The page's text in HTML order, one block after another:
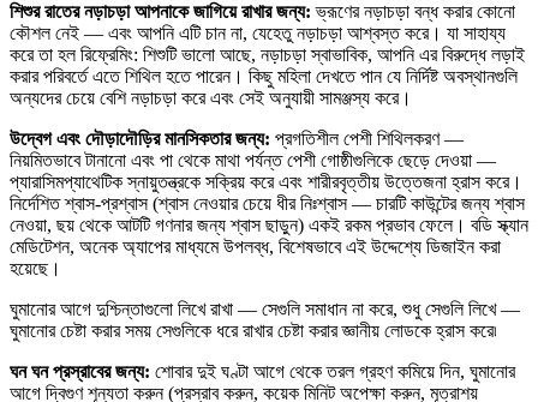
শিশুর রাতের নড়াচড়া আপনাকে জাগিয়ে রাখার জন্য: ভ্রূণের নড়াচড়া বন্ধ করার কোনো
কৌশল নেই — এবং আপনি এটি চান না, যেহেতু নড়াচড়া আশ্বস্ত করে। যা সাহায্য
করে তা হল রিফ্রেমিং: শিশুটি ভালো আছে, নড়াচড়া স্বাভাবিক, আপনি এর বিরুদ্ধে লড়াই
করার পরিবর্তে এতে শিথিল হতে পারেন। কিছু মহিলা দেখতে পান যে নির্দিষ্ট অবস্থানগুলি
অন্যদের চেয়ে বেশি নড়াচড়া করে এবং সেই অনুযায়ী সামঞ্জস্য করে।
উদ্বেগ এবং দৌড়াদৌড়ির মানসিকতার জন্য: প্রগতিশীল পেশী শিথিলকরণ —
নিয়মিতভাবে টানানো এবং পা থেকে মাথা পর্যন্ত পেশী গোষ্ঠীগুলিকে ছেড়ে দেওয়া —
প্যারাসিমপ্যাথেটিক স্নায়ুতন্ত্রকে সক্রিয় করে এবং শারীরবৃত্তীয় উত্তেজনা হ্রাস করে।
নির্দেশিত শ্বাস-প্রশ্বাস (শ্বাস নেওয়ার চেয়ে ধীর নিঃশ্বাস — চারটি কাউন্টের জন্য শ্বাস
নেওয়া, ছয় থেকে আটটি গণনার জন্য শ্বাস ছাড়ুন) একই রকম প্রভাব ফেলে। বডি স্ক্যান
মেডিটেশন, অনেক অ্যাপের মাধ্যমে উপলব্ধ, বিশেষভাবে এই উদ্দেশ্যে ডিজাইন করা
হয়েছে।
ঘুমানোর আগে দুশ্চিন্তাগুলো লিখে রাখা — সেগুলি সমাধান না করে, শুধু সেগুলি লিখে —
ঘুমানোর চেষ্টা করার সময় সেগুলিকে ধরে রাখার চেষ্টা করার জ্ঞানীয় লোডকে হ্রাস করে৷
ঘন ঘন প্রস্রাবের জন্য: শোবার দুই ঘণ্টা আগে থেকে তরল গ্রহণ কমিয়ে দিন, ঘুমানোর
আগে দ্বিগুণ শূন্যতা করুন (প্রস্রাব করুন, কয়েক মিনিট অপেক্ষা করুন, মূত্রাশয়